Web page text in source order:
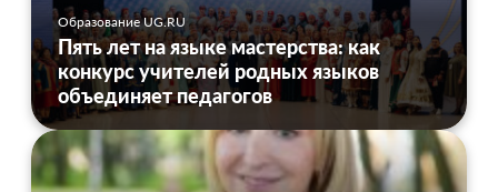
Образование UG.RU
Пять лет на языке мастерства: как
конкурс учителей родных языков
объединяет педагогов